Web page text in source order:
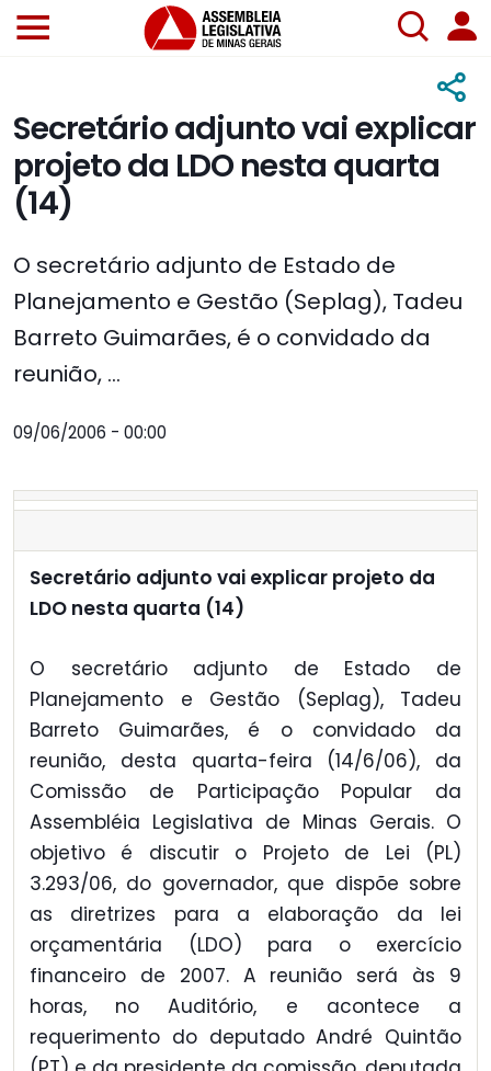
Secretário adjunto vai explicar
projeto da LDO nesta quarta
(14)
O secretário adjunto de Estado de
Planejamento e Gestão (Seplag), Tadeu
Barreto Guimarães, é o convidado da
reunião, ...
09/06/2006 - 00:00
Secretário adjunto vai explicar projeto da
LDO nesta quarta (14)
O secretário adjunto de Estado de
Planejamento e Gestão (Seplag), Tadeu
Barreto Guimarães, é o convidado da
reunião, desta quarta-feira (14/6/06), da
Comissão de Participação Popular da
Assembléia Legislativa de Minas Gerais. O
objetivo é discutir o Projeto de Lei (PL)
3.293/06, do governador, que dispõe sobre
as diretrizes para a elaboração da lei
orçamentária (LDO) para o exercício
financeiro de 2007. A reunião será às 9
horas, no Auditório, e acontece a
requerimento do deputado André Quintão